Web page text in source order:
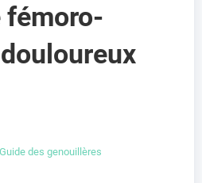
fémoro-
Guide des genouillères